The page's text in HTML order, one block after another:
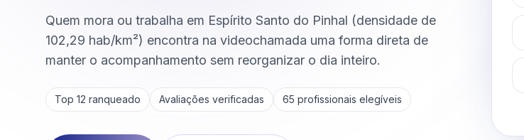
Quem mora ou trabalha em Espírito Santo do Pinhal (densidade de
102,29 hab/km²) encontra na videochamada uma forma direta de
manter o acompanhamento sem reorganizar o dia inteiro.
Top 12 ranqueado Avaliações verificadas 65 profissionais elegíveis